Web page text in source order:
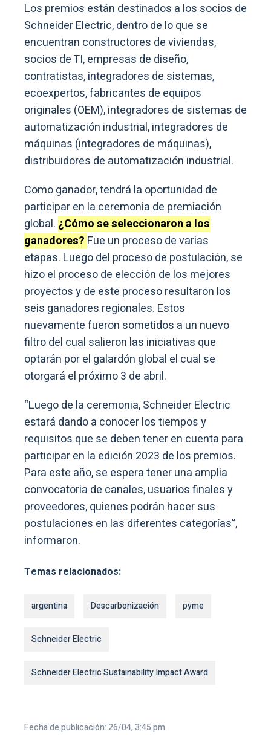
Los premios están destinados a los socios de
Schneider Electric, dentro de lo que se
encuentran constructores de viviendas,
socios de TI, empresas de diseño,
contratistas, integradores de sistemas,
ecoexpertos, fabricantes de equipos
originales (OEM), integradores de sistemas de
automatización industrial, integradores de
máquinas (integradores de máquinas),
distribuidores de automatización industrial.
Como ganador, tendrá la oportunidad de
participar en la ceremonia de premiación
global. ¿Cómo se seleccionaron a los
ganadores? Fue un proceso de varias
etapas. Luego del proceso de postulación, se
hizo el proceso de elección de los mejores
proyectos y de este proceso resultaron los
seis ganadores regionales. Estos
nuevamente fueron sometidos a un nuevo
filtro del cual salieron las iniciativas que
optarán por el galardón global el cual se
otorgará el próximo 3 de abril.
“Luego de la ceremonia, Schneider Electric
estará dando a conocer los tiempos y
requisitos que se deben tener en cuenta para
participar en la edición 2023 de los premios.
Para este año, se espera tener una amplia
convocatoria de canales, usuarios finales y
proveedores, quienes podrán hacer sus
postulaciones en las diferentes categorías”,
informaron.
Temas relacionados:
argentina Descarbonización pyme
Schneider Electric
Schneider Electric Sustainability Impact Award
Fecha de publicación: 26/04, 3:45 pm